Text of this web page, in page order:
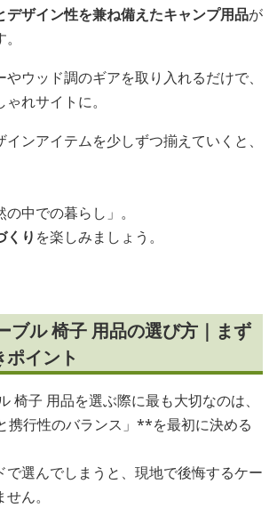
デザイン性を兼ね備えたキャンプ用品が
ウッド調のギアを取り入れるだけで、
れサイトに。
ンアイテムを少しずつ揃えていくと、
中での暮らし」。
くり を楽しみましょう。
ブル 椅子 用品の選び方｜まず
イント
椅子 用品を選ぶ際に最も大切なのは、
携行性のバランス」**を最初に決める
で選んでしまうと、現地で後悔するケー
ん。